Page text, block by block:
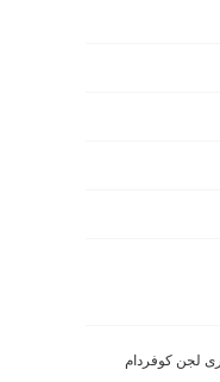
لجن کوفردام